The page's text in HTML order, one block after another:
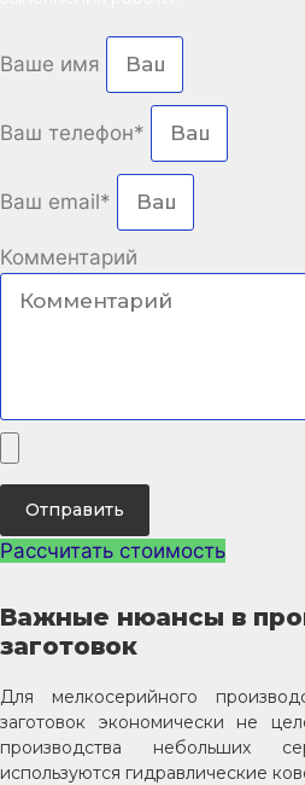
Ваше имя
Ваш телефон*
Ваш email*
Комментарий
Отправить
Рассчитать стоимость
Важные нюансы в
заготовок
Для мелкосерийного
заготовок экономически не
производства небольших
используются гидравлические